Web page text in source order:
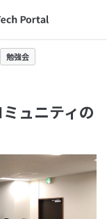
勉強会
ュニティの